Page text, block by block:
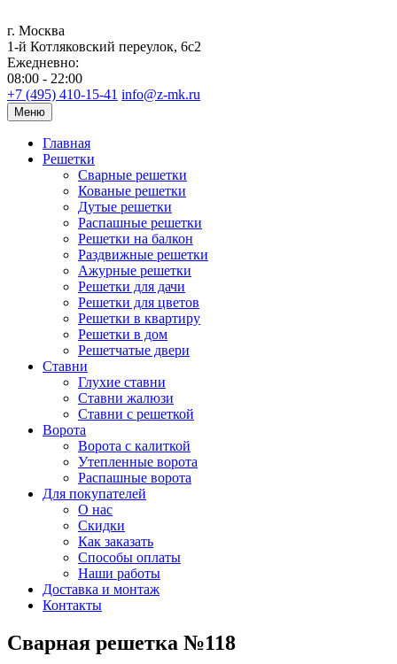
г. Москва
1-й Котляковский переулок, 6с2
Ежедневно:
08:00 - 22:00
+7 (495) 410-15-41 info@z-mk.ru
Меню
Главная
Решетки
Сварные решетки
Кованые решетки
Дутые решетки
Распашные решетки
Решетки на балкон
Раздвижные решетки
Ажурные решетки
Решетки для дачи
Решетки для цветов
Решетки в квартиру
Решетки в дом
Решетчатые двери
Ставни
Глухие ставни
Ставни жалюзи
Ставни с решеткой
Ворота
Ворота с калиткой
Утепленные ворота
Распашные ворота
Для покупателей
О нас
Скидки
Как заказать
Способы оплаты
Наши работы
Доставка и монтаж
Контакты
Сварная решетка №118